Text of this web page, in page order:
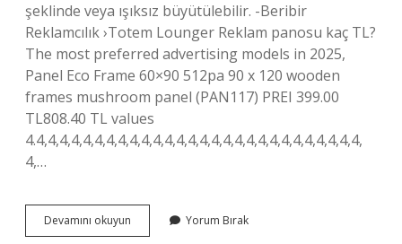
şeklinde veya ışıksız büyütülebilir. -Beribir
Reklamcılık ›Totem Lounger Reklam panosu kaç TL?
The most preferred advertising models in 2025,
Panel Eco Frame 60×90 512pa 90 x 120 wooden
frames mushroom panel (PAN117) PREI 399.00
TL808.40 TL values ​​
4.4,4,4,4,4,4,4,4,4,4,4,4,4,4,4,4,4,4,4,4,4,4,4,4,4,4,4,4,
4,…
Devamını okuyun
Reklam
Yorum Bırak